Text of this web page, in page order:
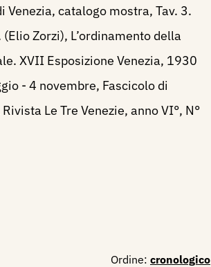
Venezia, catalogo mostra, Tav. 3.
Zorzi), L’ordinamento della
XVII Esposizione Venezia, 1930
- 4 novembre, Fascicolo di
Le Tre Venezie, anno VI°, N°
Ordine: cronologico